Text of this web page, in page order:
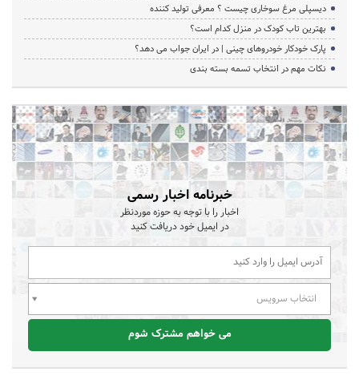
دیسپلی مرغ سوخاری چیست ؟ معرفی تولید کننده
بهترین تاب کودک در منزل کدام است؟
پارک خودکار خودروهای چینی | در ایران جواب می دهد؟
نکات مهم در انتخاب تسمه بسته بندی
خبرنامه اخبار رسمی
اخبار را با توجه به حوزه موردنظر
در ایمیل خود دریافت کنید
انتخاب سرویس
می خواهم مشترک شوم